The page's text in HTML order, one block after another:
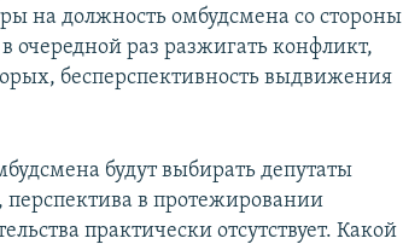
на должность омбудсмена со стороны
очередной раз разжигать конфликт,
бесперспективность выдвижения
будут выбирать депутаты
перспектива в протежировании
практически отсутствует. Какой